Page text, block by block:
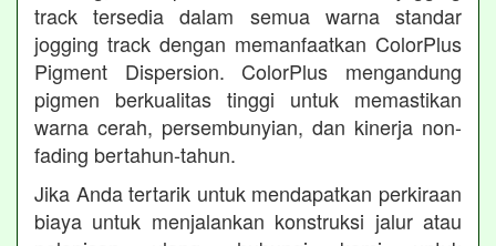
track tersedia dalam semua warna standar
jogging track dengan memanfaatkan ColorPlus
Pigment Dispersion. ColorPlus mengandung
pigmen berkualitas tinggi untuk memastikan
warna cerah, persembunyian, dan kinerja non-
fading bertahun-tahun.
Jika Anda tertarik untuk mendapatkan perkiraan
biaya untuk menjalankan konstruksi jalur atau